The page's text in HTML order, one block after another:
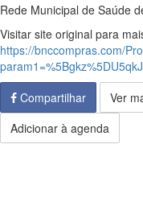
Rede Municipal de Saúde
Visitar site original para
https://bnccompras.com/
Compartilhar
Ver
Adicionar à agenda